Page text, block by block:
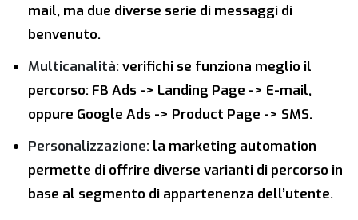
mail, ma due diverse serie di messaggi di
benvenuto.
Multicanalità: verifichi se funziona meglio il
percorso: FB Ads -> Landing Page -> E-mail,
oppure Google Ads -> Product Page -> SMS.
Personalizzazione: la marketing automation
permette di offrire diverse varianti di percorso in
base al segmento di appartenenza dell’utente.